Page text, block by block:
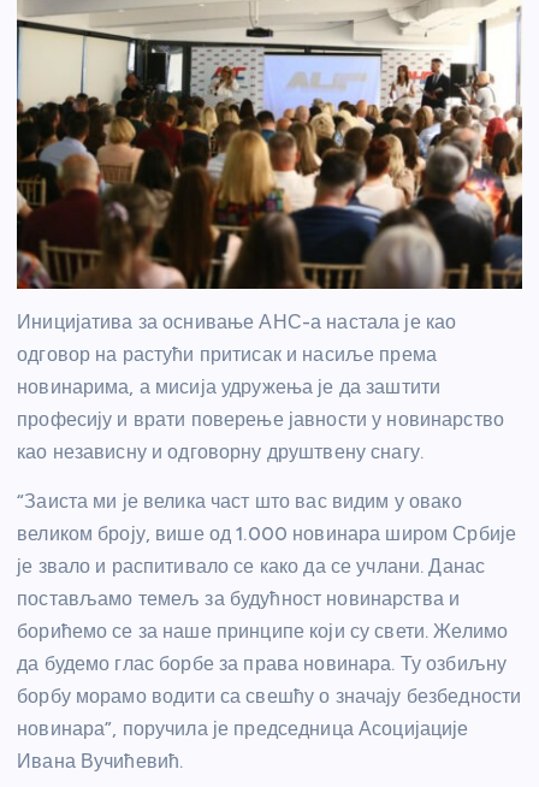
Иницијатива за оснивање АНС-а настала је као
одговор на растући притисак и насиље према
новинарима, а мисија удружења је да заштити
професију и врати поверење јавности у новинарство
као независну и одговорну друштвену снагу.
“Заиста ми је велика част што вас видим у овако
великом броју, више од 1.000 новинара широм Србије
је звало и распитивало се како да се учлани. Данас
постављамо темељ за будућност новинарства и
борићемо се за наше принципе који су свети. Желимо
да будемо глас борбе за права новинара. Ту озбиљну
борбу морамо водити са свешћу о значају безбедности
новинара”, поручила је председница Асоцијације
Ивана Вучићевић.